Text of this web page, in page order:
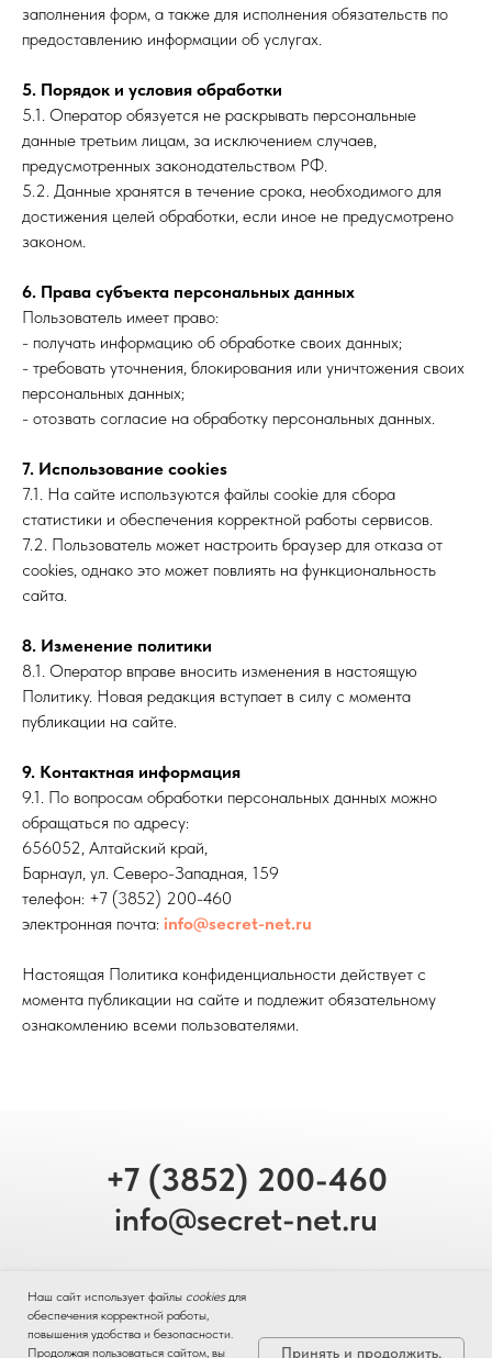
заполнения форм, а также для исполнения обязательств по
предоставлению информации об услугах.
5. Порядок и условия обработки
5.1. Оператор обязуется не раскрывать персональные
данные третьим лицам, за исключением случаев,
предусмотренных законодательством РФ.
5.2. Данные хранятся в течение срока, необходимого для
достижения целей обработки, если иное не предусмотрено
законом.
6. Права субъекта персональных данных
Пользователь имеет право:
- получать информацию об обработке своих данных;
- требовать уточнения, блокирования или уничтожения своих
персональных данных;
- отозвать согласие на обработку персональных данных.
7. Использование cookies
7.1. На сайте используются файлы cookie для сбора
статистики и обеспечения корректной работы сервисов.
7.2. Пользователь может настроить браузер для отказа от
cookies, однако это может повлиять на функциональность
сайта.
8. Изменение политики
8.1. Оператор вправе вносить изменения в настоящую
Политику. Новая редакция вступает в силу с момента
публикации на сайте.
9. Контактная информация
9.1. По вопросам обработки персональных данных можно
обращаться по адресу:
656052, Алтайский край,
Барнаул, ул. Северо-Западная, 159
телефон: +7 (3852) 200-460
электронная почта: info@secret-net.ru
Настоящая Политика конфиденциальности действует с
момента публикации на сайте и подлежит обязательному
ознакомлению всеми пользователями.
Наш сайт использует файлы cookiesдля
обеспечения корректной работы,
повышения удобства и безопасности.
Продолжая пользоваться сайтом, вы
Принять и продолжить.
+7 (3852) 200-460
info@secret-net.ru
656052, Алтайский край,
Барнаул, ул. Северо-Западная, 159